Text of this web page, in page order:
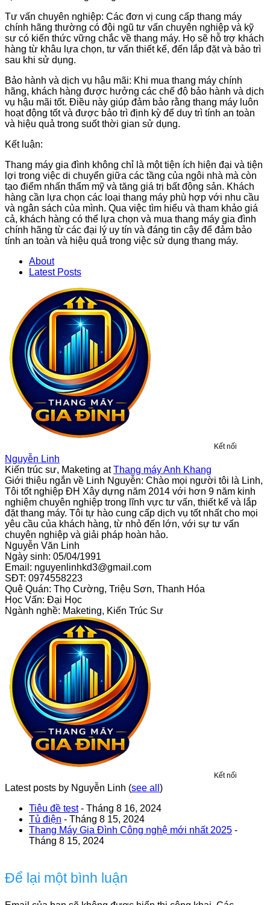
Tư vấn chuyên nghiệp: Các đơn vị cung cấp thang máy
chính hãng thường có đội ngũ tư vấn chuyên nghiệp và kỹ
sư có kiến thức vững chắc về thang máy. Họ sẽ hỗ trợ khách
hàng từ khâu lựa chọn, tư vấn thiết kế, đến lắp đặt và bảo trì
sau khi sử dụng.
Bảo hành và dịch vụ hậu mãi: Khi mua thang máy chính
hãng, khách hàng được hưởng các chế độ bảo hành và dịch
vụ hậu mãi tốt. Điều này giúp đảm bảo rằng thang máy luôn
hoạt động tốt và được bảo trì định kỳ để duy trì tính an toàn
và hiệu quả trong suốt thời gian sử dụng.
Kết luận:
Thang máy gia đình không chỉ là một tiện ích hiện đại và tiện
lợi trong việc di chuyển giữa các tầng của ngôi nhà mà còn
tạo điểm nhấn thẩm mỹ và tăng giá trị bất động sản. Khách
hàng cần lựa chọn các loại thang máy phù hợp với nhu cầu
và ngân sách của mình. Qua việc tìm hiểu và tham khảo giá
cả, khách hàng có thể lựa chọn và mua thang máy gia đình
chính hãng từ các đại lý uy tín và đáng tin cậy để đảm bảo
tính an toàn và hiệu quả trong việc sử dụng thang máy.
About
Latest Posts
Kết nối
Nguyễn Linh
Kiến trúc sư, Maketing atThang máy Anh Khang
Giới thiệu ngắn về Linh Nguyễn: Chào mọi người tôi là Linh,
Tôi tốt nghiệp ĐH Xây dựng năm 2014 với hơn 9 năm kinh
nghiệm chuyên nghiệp trong lĩnh vực tư vấn, thiết kế và lắp
đặt thang máy. Tôi tự hào cung cấp dịch vụ tốt nhất cho mọi
yêu cầu của khách hàng, từ nhỏ đến lớn, với sự tư vấn
chuyên nghiệp và giải pháp hoàn hảo.
Nguyễn Văn Linh
Ngày sinh: 05/04/1991
Email: nguyenlinhkd3@gmail.com
SĐT: 0974558223
Quê Quán: Thọ Cường, Triệu Sơn, Thanh Hóa
Học Vấn: Đại Học
Ngành nghề: Maketing, Kiến Trúc Sư
Kết nối
Latest posts by Nguyễn Linh (see all )
Tiêu đề test- Tháng 8 16, 2024
Tủ điện - Tháng 8 15, 2024
Thang Máy Gia Đình Công nghệ mới nhất 2025 -
Tháng 8 15, 2024
Để lại một bình luận